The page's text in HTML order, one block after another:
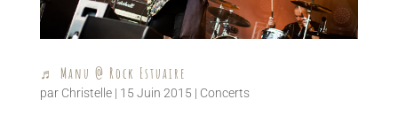
♬ Manu @ Rock Estuaire
par Christelle| 15 Juin 2015 | Concerts